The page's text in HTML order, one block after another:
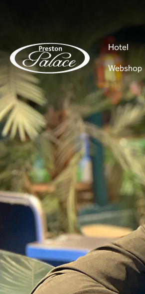
Hotel
Webshop